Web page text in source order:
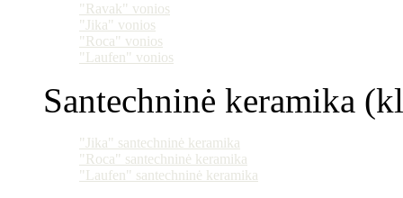
"Ravak" vonios
"Jika" vonios
"Roca" vonios
"Laufen" vonios
Santechninė keramika
"Jika" santechninė keramika
"Roca" santechninė keramika
"Laufen" santechninė keramika